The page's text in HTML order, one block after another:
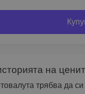
на
трябва да